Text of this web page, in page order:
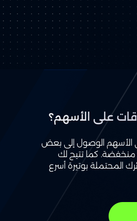
على الأسهم؟
الأسهم الوصول إلى بعض
منخفضة. كما تتيح لك
المحتملة بوتيرة أسرع